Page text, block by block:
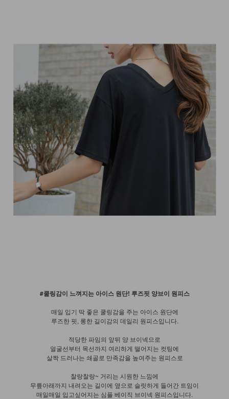
#쿨링감이 느껴지는 아이스 원단! 루즈핏 양브이 원피스
매일 입기 딱 좋은 쿨링감을 주는 아이스 원단에
루즈한 핏, 롱한 길이감의 데일리 원피스입니다.
적당한 파임의 앞뒤 양 브이넥으로
얼굴선부터 목선까지 여리하게 떨어지는 컷팅에
살짝 드러나는 쇄골로 만족감을 높여주는 원피스로
찰랑찰랑~ 거리는 시원한 느낌에
무릎아래까지 내려오는 길이에 옆으로 슬릿하게 들어간 트임이
매일매일 입고싶어지는 심플 베이직 브이넥 원피스입니다.